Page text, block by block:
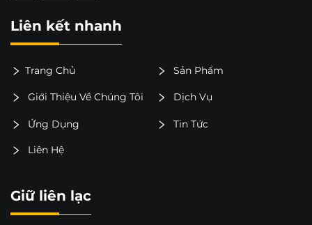
Liên kết nhanh
Trang Chủ Sản Phẩm
Giới Thiệu Về Chúng Tôi Dịch Vụ
Ứng Dụng Tin Tức
Liên Hệ
Giữ liên lạc